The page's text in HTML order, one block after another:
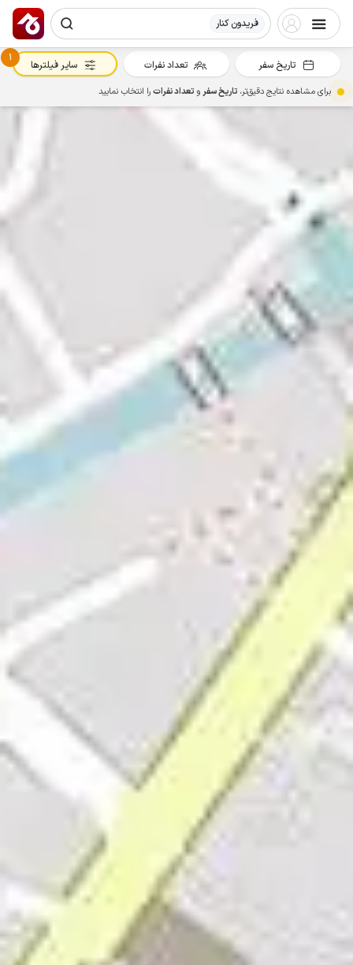
فریدون کنار
تاریخ سفر تعداد نفرات
1
سایر فیلترها
برای مشاهده نتایج دقیق‌تر، تاریخ سفرو تعداد نفراترا انتخاب نمایید